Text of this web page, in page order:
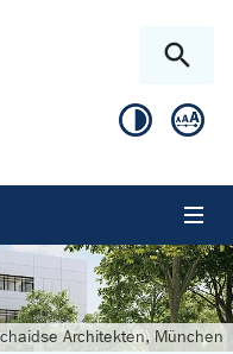
Architekten, München